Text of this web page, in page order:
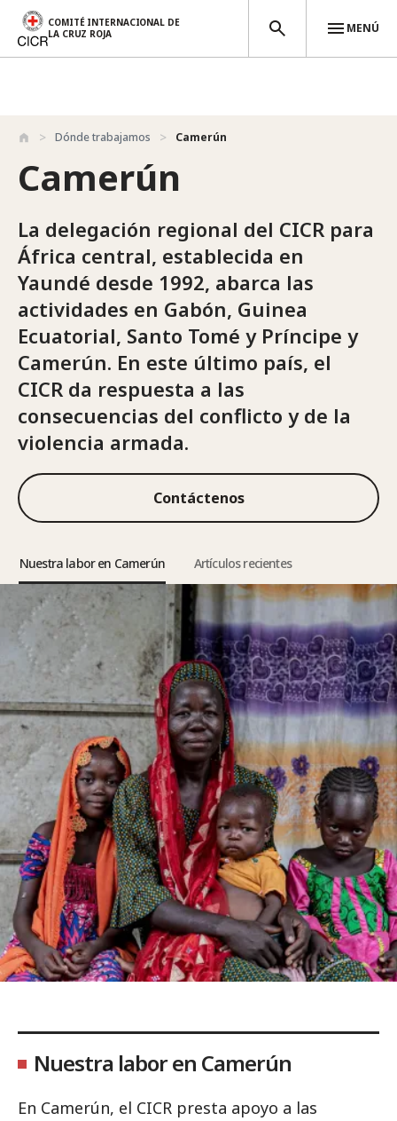
Pasar al contenido principal
COMITÉ INTERNACIONAL DE
LA CRUZ ROJA
MENÚ
Dónde trabajamos Camerún
Camerún
La delegación regional del CICR para
África central, establecida en
Yaundé desde 1992, abarca las
actividades en Gabón, Guinea
Ecuatorial, Santo Tomé y Príncipe y
Camerún. En este último país, el
CICR da respuesta a las
consecuencias del conflicto y de la
violencia armada.
Contáctenos
Nuestra labor en Camerún Artículos recientes
Nuestra labor en Camerún
En Camerún, el CICR presta apoyo a las